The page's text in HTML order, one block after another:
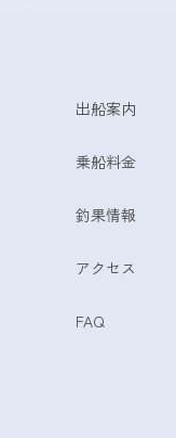
出船案内
乗船料金
釣果情報
アクセス
FAQ